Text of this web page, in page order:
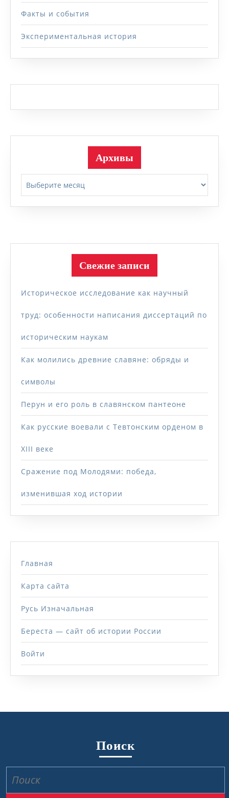
Факты и события
Экспериментальная история
Архивы
Свежие записи
Историческое исследование как научный
труд: особенности написания диссертаций по
историческим наукам
Как молились древние славяне: обряды и
символы
Перун и его роль в славянском пантеоне
Как русские воевали с Тевтонским орденом в
XIII веке
Сражение под Молодями: победа,
изменившая ход истории
Главная
Карта сайта
Русь Изначальная
Береста — сайт об истории России
Войти
Поиск